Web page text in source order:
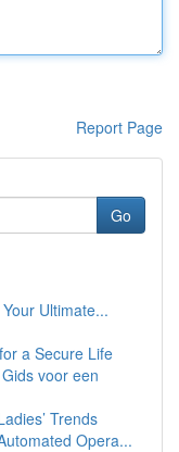
Report Page
Go
Ultimate...
a Secure Life
voor een
Trends
Opera...